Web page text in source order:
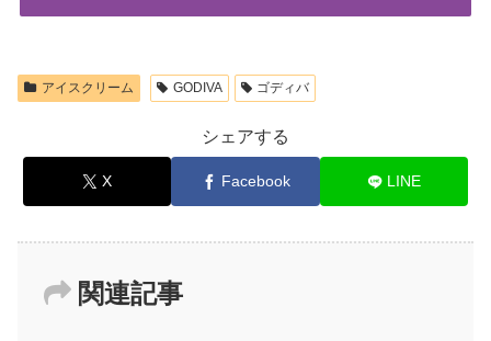
アイスクリーム GODIVA ゴディバ
シェアする
X Facebook LINE
関連記事